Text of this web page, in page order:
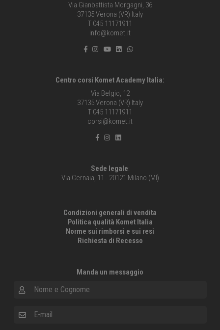
Via Gianbattista Morgagni, 36
37135 Verona (VR) Italy
T 045 11171911
info@komet.it
Centro corsi Komet Academy Italia:
Via Belgio, 12
37135 Verona (VR) Italy
T 045 11171911
corsi@komet.it
Sede legale:
Via Cernaia, 11 - 20121 Milano (MI)
Condizioni generali di vendita
Politica qualità Komet Italia
Norme sui rimborsi e sui resi
Richiesta di Recesso
Manda un messaggio